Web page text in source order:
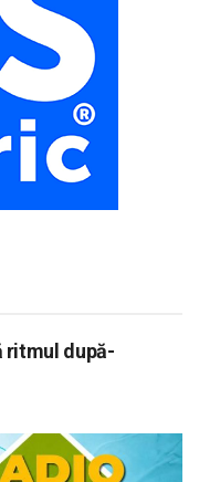
ritmul după-